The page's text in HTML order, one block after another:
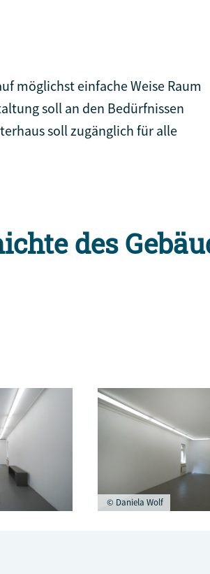
möglichst einfache Weise Raum
soll an den Bedürfnissen
soll zugänglich für alle
des
© Daniela Wolf